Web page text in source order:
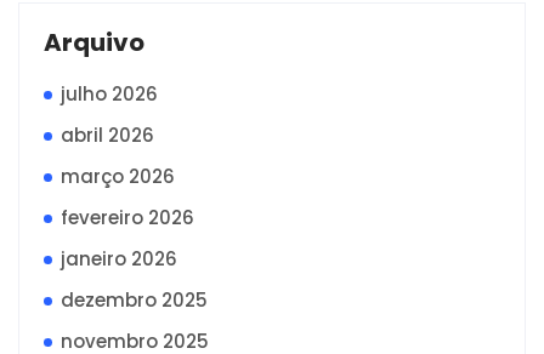
Arquivo
julho 2026
abril 2026
março 2026
fevereiro 2026
janeiro 2026
dezembro 2025
novembro 2025